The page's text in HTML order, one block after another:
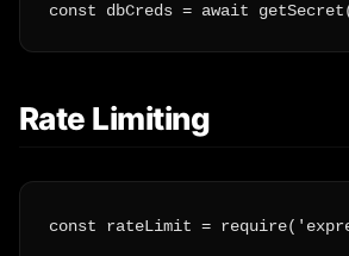
const dbCreds = await
Rate Limiting
const rateLimit =